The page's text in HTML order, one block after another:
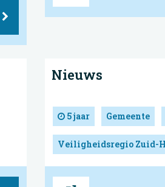
Nieuws
5 jaar Gemeente
Veiligheidsregio Zuid-